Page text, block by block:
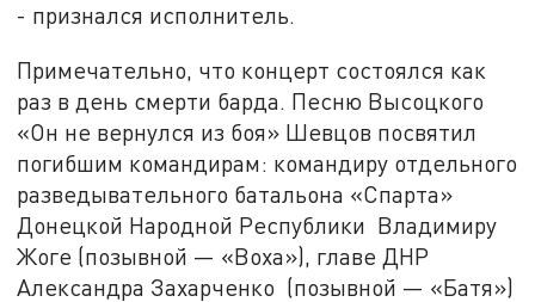
- признался исполнитель.
Примечательно, что концерт состоялся как
раз в день смерти барда. Песню Высоцкого
«Он не вернулся из боя» Шевцов посвятил
погибшим командирам: командиру отдельного
разведывательного батальона «Спарта»
Донецкой Народной Республики Владимиру
Жоге (позывной — «Воха»), главе ДНР
Александра Захарченко (позывной — «Батя»)